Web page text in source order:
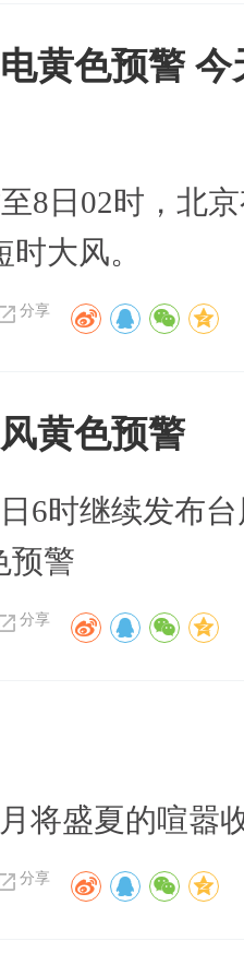
黄色预警
8日02时，北
大风。
分享
黄色预警
6时继续发布
预警
分享
将盛夏的喧嚣
分享